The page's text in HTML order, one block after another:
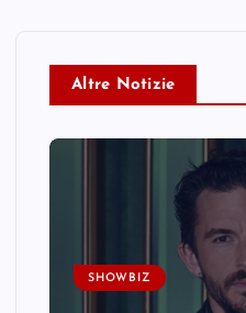
Altre Notizie
SHOWBIZ